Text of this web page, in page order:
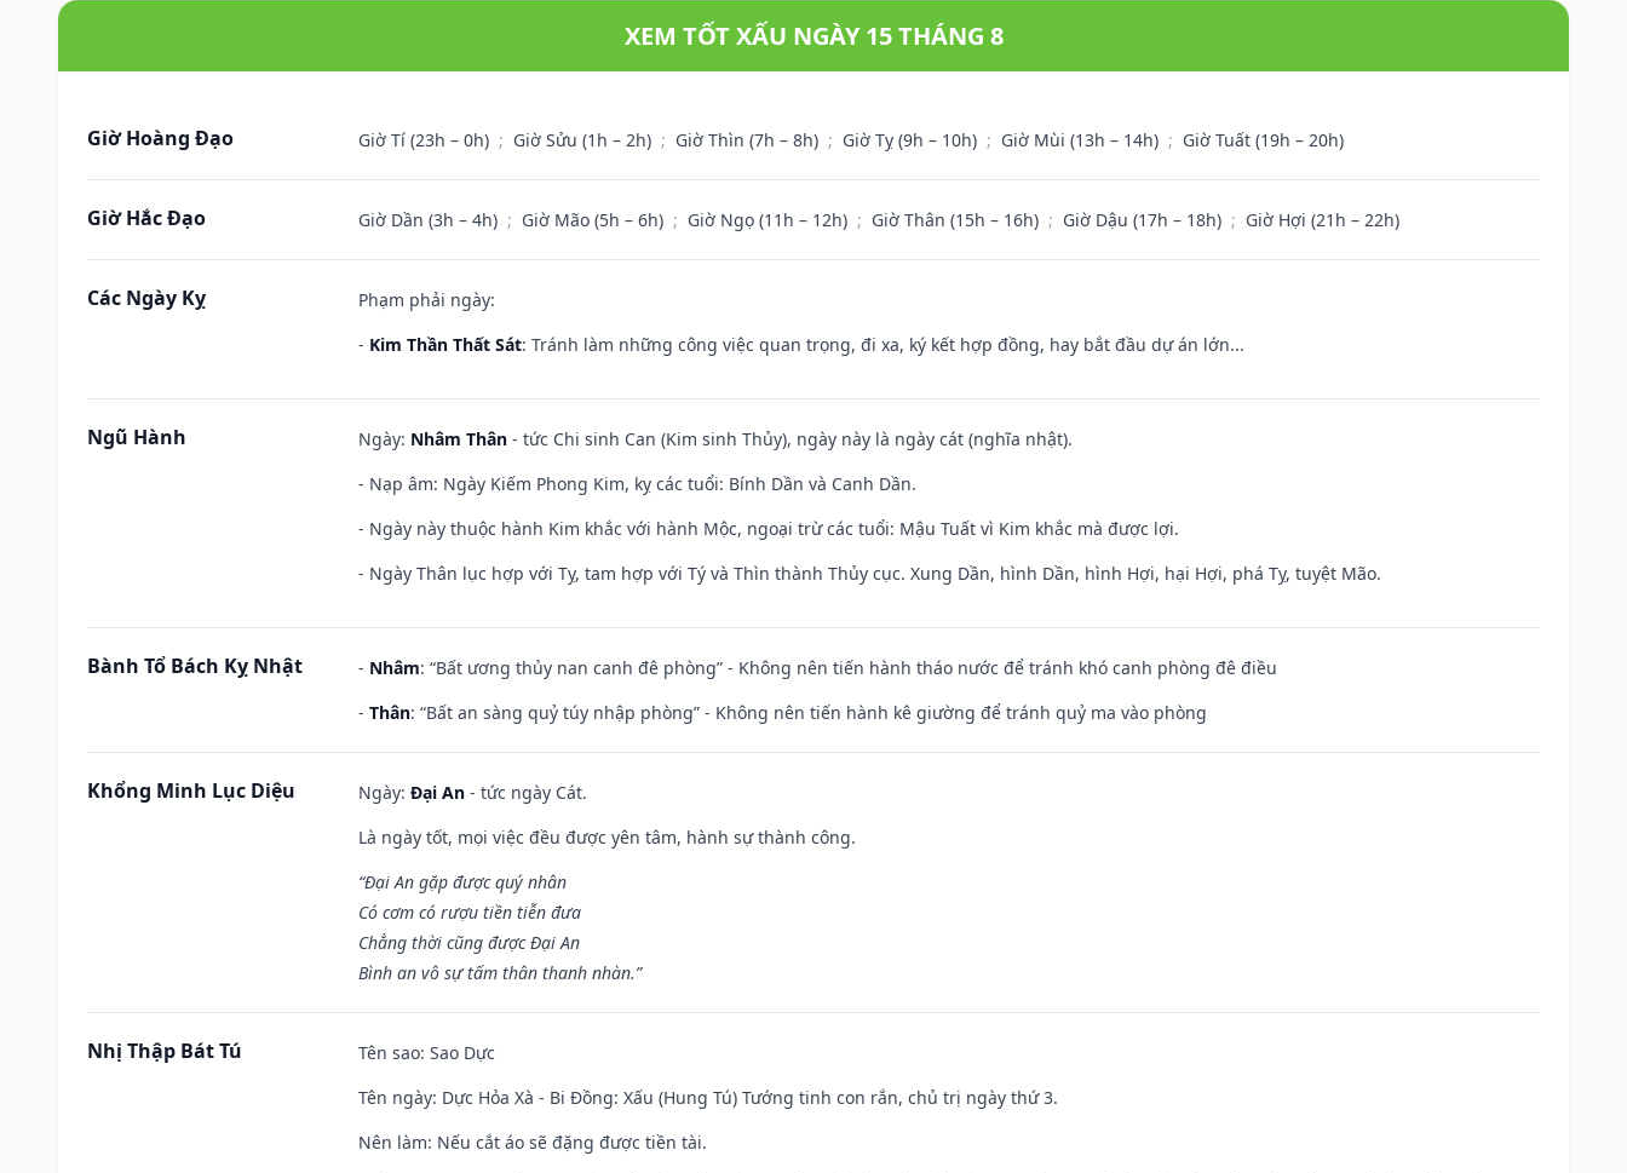
XEM TỐT XẤU NGÀY 15 THÁNG 8
Giờ Hoàng Đạo Giờ Tí (23h – 0h) ; Giờ Sửu (1h – 2h) ; Giờ Thìn (7h – 8h) ; Giờ Tỵ (9h – 10h) ; Giờ Mùi (13h – 14h) ; Giờ Tuất (19h – 20h)
Giờ Hắc Đạo Giờ Dần (3h – 4h) ; Giờ Mão (5h – 6h) ; Giờ Ngọ (11h – 12h) ; Giờ Thân (15h – 16h) ; Giờ Dậu (17h – 18h) ; Giờ Hợi (21h – 22h)
Các Ngày Kỵ
Phạm phải ngày:
- Kim Thần Thất Sát: Tránh làm những công việc quan trọng, đi xa, ký kết hợp đồng, hay bắt đầu dự án lớn...
Ngũ Hành Ngày: Nhâm Thân - tức Chi sinh Can (Kim sinh Thủy), ngày này là ngày cát (nghĩa nhật).
- Nạp âm: Ngày Kiếm Phong Kim, kỵ các tuổi: Bính Dần và Canh Dần.
- Ngày này thuộc hành Kim khắc với hành Mộc, ngoại trừ các tuổi: Mậu Tuất vì Kim khắc mà được lợi.
- Ngày Thân lục hợp với Tỵ, tam hợp với Tý và Thìn thành Thủy cục. Xung Dần, hình Dần, hình Hợi, hại Hợi, phá Tỵ, tuyệt Mão.
Bành Tổ Bách Kỵ Nhật - Nhâm: “Bất ương thủy nan canh đê phòng” - Không nên tiến hành tháo nước để tránh khó canh phòng đê điều
- Thân: “Bất an sàng quỷ túy nhập phòng” - Không nên tiến hành kê giường để tránh quỷ ma vào phòng
Khổng Minh Lục Diệu Ngày: Đại An - tức ngày Cát.
Là ngày tốt, mọi việc đều được yên tâm, hành sự thành công.
“Đại An gặp được quý nhân
Có cơm có rượu tiền tiễn đưa
Chẳng thời cũng được Đại An
Bình an vô sự tấm thân thanh nhàn.”
Nhị Thập Bát Tú Tên sao: Sao Dực
Tên ngày: Dực Hỏa Xà - Bi Đồng: Xấu (Hung Tú) Tướng tinh con rắn, chủ trị ngày thứ 3.
Nên làm: Nếu cắt áo sẽ đặng được tiền tài.